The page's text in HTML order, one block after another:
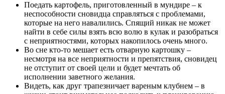
Поедать картофель, приготовленный в мундире – к
неспособности сновидца справляться с проблемами,
которые на него навалились. Спящий никак не может
найти в себе силы взять всю волю в кулак и разобраться
с неприятностями, которых накопилось очень много.
Во сне кто-то мешает есть отварную картошку –
несмотря на все неприятности и препятствия, сновидец
не отступит от своей цели и будет мечтать об
исполнении заветного желания.
Видеть, как друг трапезничает вареным клубнем – в